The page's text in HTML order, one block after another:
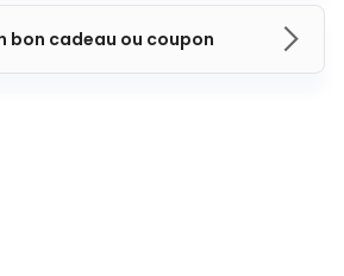
bon cadeau ou coupon